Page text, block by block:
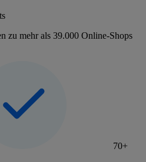
zu mehr als 39.000 Online-Shops
70+